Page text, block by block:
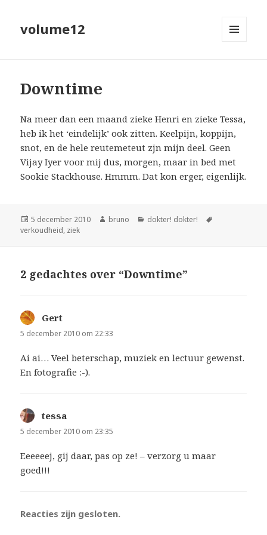
volume12
Downtime
Na meer dan een maand zieke Henri en zieke Tessa,
heb ik het ‘eindelijk’ ook zitten. Keelpijn, koppijn,
snot, en de hele reutemeteut zjn mijn deel. Geen
Vijay Iyer voor mij dus, morgen, maar in bed met
Sookie Stackhouse. Hmmm. Dat kon erger, eigenlijk.
Geplaatst
op
5 december 2010 Auteur
bruno Categorieën
dokter! dokter!
verkoudheid, ziek
2 gedachtes over “Downtime”
Gert
5 december 2010 om 22:33
Ai ai… Veel beterschap, muziek en lectuur gewenst.
En fotografie :-).
tessa
5 december 2010 om 23:35
Eeeeeej, gij daar, pas op ze! – verzorg u maar
goed!!!
Reacties zijn gesloten.